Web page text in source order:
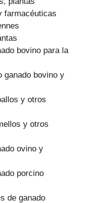
farmacéuticas
bovino para la
ganado bovino y
y otros
y otros
ovino y
porcino
de ganado